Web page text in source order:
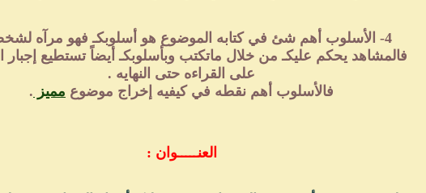
4- الأسلوب أهم شئ في كتابه الموضوع هو أسلوبكـ فهو مرآه لشخصيتكـ
فالمشاهد يحكم عليكـ من خلال ماتكتب وبأسلوبكـ أيضاً تستطيع إجبار
على القراءه حتى النهايه .
فالأسلوب أهم نقطه في كيفيه إخراج موضوع مميز .
العنـــــوان :